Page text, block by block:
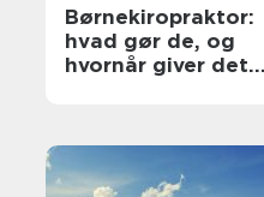
Børnekiropraktor:
hvad gør de, og
hvornår giver det